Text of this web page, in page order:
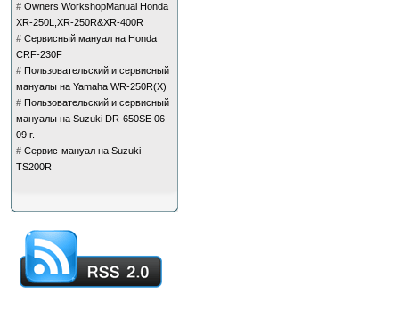
# Owners WorkshopManual Honda
XR-250L,XR-250R&XR-400R
# Сервисный мануал на Honda
CRF-230F
# Пользовательский и сервисный
мануалы на Yamaha WR-250R(X)
# Пользовательский и сервисный
мануалы на Suzuki DR-650SE 06-
09 г.
# Сервис-мануал на Suzuki
TS200R